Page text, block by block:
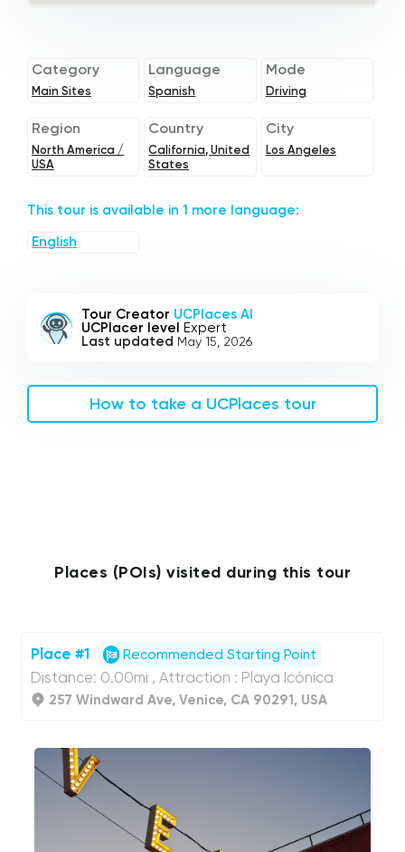
Category
Main Sites
Language
Spanish
Mode
Driving
Region
North America /
USA
Country
California, United
States
City
Los Angeles
This tour is available in 1 more language:
English
Tour Creator UCPlaces AI
UCPlacer level Expert
Last updated May 15, 2026
How to take a UCPlaces tour
Places (POIs) visited during this tour
Place #1 Recommended Starting Point
Distance: 0.00mi , Attraction : Playa Icónica
257 Windward Ave, Venice, CA 90291, USA